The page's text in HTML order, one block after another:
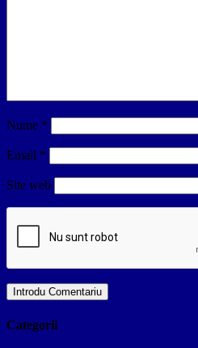
Nume *
Email *
Site web
Categorii